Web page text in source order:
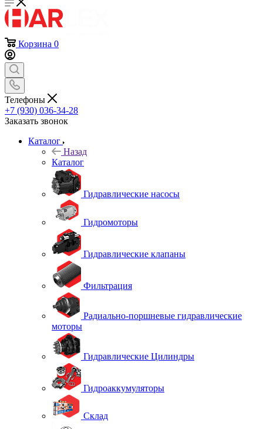
Корзина 0
Телефоны
+7 (930) 036-34-28
Заказать звонок
Каталог
Назад
Каталог
Гидравлические насосы
Гидромоторы
Гидравлические клапаны
Фильтрация
Радиально-поршневые гидравлические
моторы
Гидравлические Цилиндры
Гидроаккумуляторы
Склад